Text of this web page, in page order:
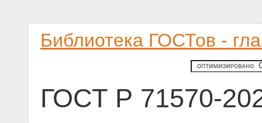
Библиотека ГОСТов -
ГОСТ Р 71570-